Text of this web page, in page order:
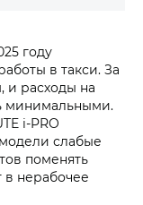
году
в такси. За
и расходы на
минимальными.
i‑PRO
слабые
поменять
в нерабочее